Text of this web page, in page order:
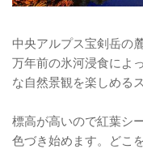
中央アルプス宝剣岳の
万年前の氷河浸食によ
な自然景観を楽しめる
標高が高いので紅葉シ
色づき始めます。どこ